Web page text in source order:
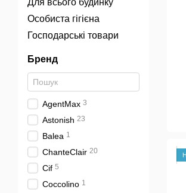
Для всього будинку
Особиста гігієна
Господарські товари
Бренд
AgentMax 3
Astonish 23
Balea 1
ChanteClair 20
Cif 5
Coccolino 1